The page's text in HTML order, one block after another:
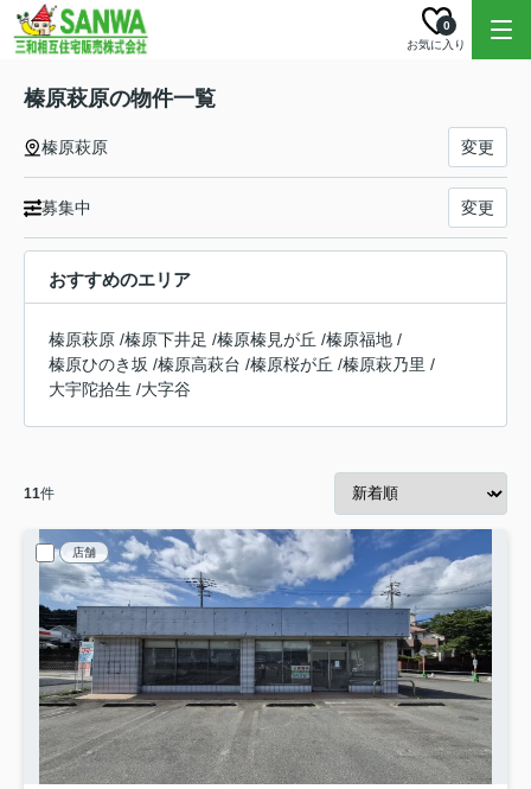
お気に入り
0
榛原萩原の物件一覧
榛原萩原 変更
募集中 変更
おすすめのエリア
榛原萩原 /榛原下井足 /榛原榛見が丘 /榛原福地 /
榛原ひのき坂 /榛原高萩台 /榛原桜が丘 /榛原萩乃里 /
大宇陀拾生 /大字谷
11件
店舗